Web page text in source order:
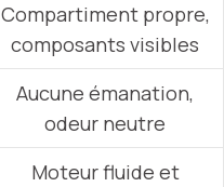
Compartiment propre,
composants visibles
Aucune émanation,
odeur neutre
Moteur fluide et